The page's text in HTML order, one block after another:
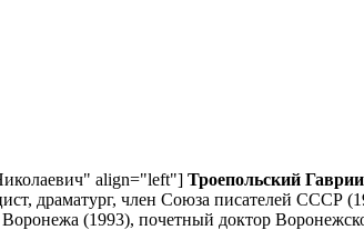
align="left"] Троепольский
драматург, член Союза писателей СССР
(1993), почетный доктор